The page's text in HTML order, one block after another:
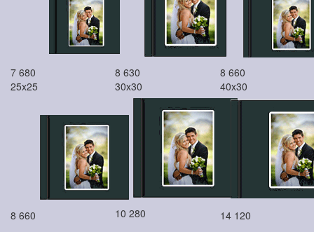
7 680 8 630
8 660
25x25
8 660
30x30
10 280
40x30
14 120